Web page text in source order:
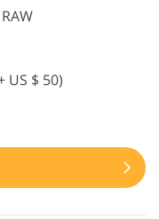
US $ 50)